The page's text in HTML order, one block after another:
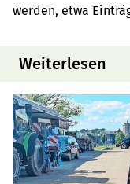
werden, etwa
Weiterlesen